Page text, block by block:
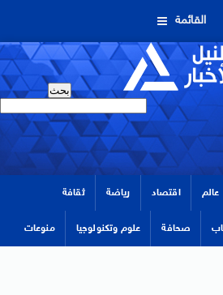
القائمة
عالم اقتصاد رياضة ثقافة
صحافة علوم وتكنولوجيا منوعات